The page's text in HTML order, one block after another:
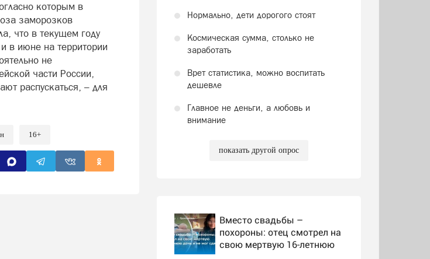
которым в
заморозков
что в текущем году
в июне на территории
не
части России,
распускаться, – для
16+
Нормально, дети дорогого стоят
Космическая сумма, столько не
заработать
Врет статистика, можно воспитать
дешевле
Главное не деньги, а любовь и
внимание
показать другой опрос
Вместо свадьбы –
похороны: отец смотрел на
свою мертвую 16-летнюю